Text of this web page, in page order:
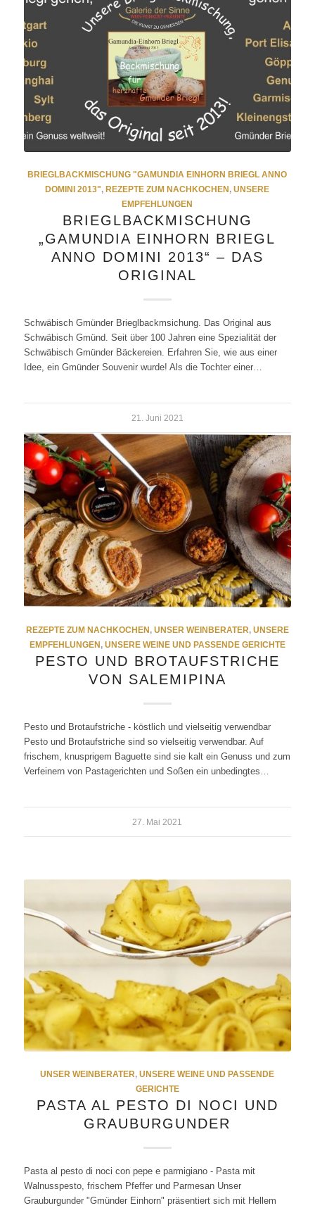
BRIEGLBACKMISCHUNG "GAMUNDIA EINHORN BRIEGL ANNO
DOMINI 2013",REZEPTE ZUM NACHKOCHEN,UNSERE
EMPFEHLUNGEN
BRIEGLBACKMISCHUNG
„GAMUNDIA EINHORN BRIEGL
ANNO DOMINI 2013“ – DAS
ORIGINAL
Schwäbisch Gmünder Brieglbackmsichung. Das Original aus
Schwäbisch Gmünd. Seit über 100 Jahren eine Spezialität der
Schwäbisch Gmünder Bäckereien. Erfahren Sie, wie aus einer
Idee, ein Gmünder Souvenir wurde! Als die Tochter einer…
21. Juni 2021
REZEPTE ZUM NACHKOCHEN , UNSER WEINBERATER, UNSERE
EMPFEHLUNGEN , UNSERE WEINE UND PASSENDE GERICHTE
PESTO UND BROTAUFSTRICHE
VON SALEMIPINA
Pesto und Brotaufstriche - köstlich und vielseitig verwendbar
Pesto und Brotaufstriche sind so vielseitig verwendbar. Auf
frischem, knusprigem Baguette sind sie kalt ein Genuss und zum
Verfeinern von Pastagerichten und Soßen ein unbedingtes…
27. Mai 2021
UNSER WEINBERATER,UNSERE WEINE UND PASSENDE
GERICHTE
PASTA AL PESTO DI NOCI UND
GRAUBURGUNDER
Pasta al pesto di noci con pepe e parmigiano - Pasta mit
Walnusspesto, frischem Pfeffer und Parmesan Unser
Grauburgunder "Gmünder Einhorn" präsentiert sich mit Hellem